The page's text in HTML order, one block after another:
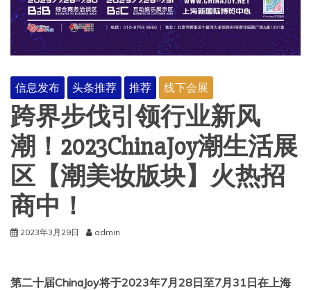
信息发布 头条推荐 推荐 线下会展
跨界步伐引领行业新风
潮！2023ChinaJoy潮生活展
区【潮美妆版块】火热招
商中！
2023年3月29日 admin
第二十届ChinaJoy将于2023年7月28日至7月31日在上海